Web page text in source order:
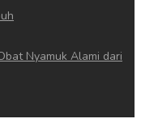
Nyamuk Alami dari